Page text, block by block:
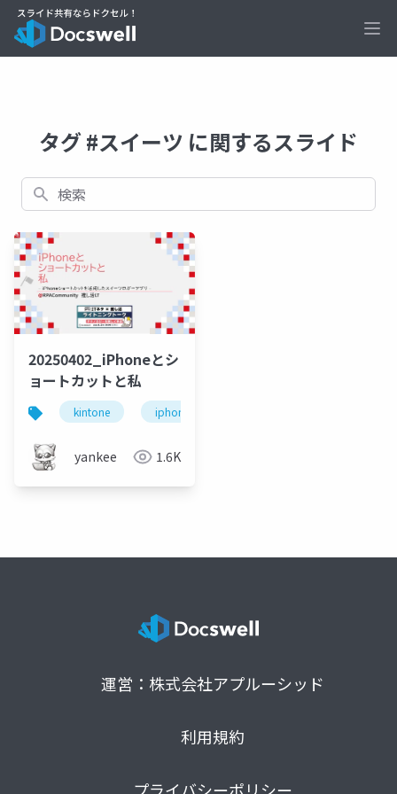
タグ #スイーツ に関するスライド
検索
20250402_iPhoneとシ
ョートカットと私
kintone iphone
yankee 1.6K
運営：株式会社アプルーシッド
利用規約